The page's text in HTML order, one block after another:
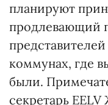
планируют
продлевающий
коммунах, где
были.
секретарь